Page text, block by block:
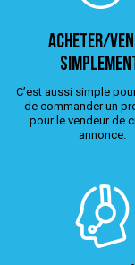
ACHETER/
C’est aussi simple
de commander un
pour le vendeur de
annonce.